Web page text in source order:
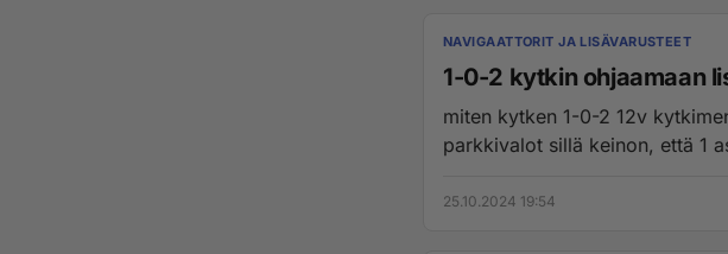
NAVIGAATTORIT JA LISÄVARUSTEET
1-0-2 kytkin ohjaamaan
miten kytken 1-0-2 12v
parkkivalot sillä keinon, että 1
25.10.2024 19:54